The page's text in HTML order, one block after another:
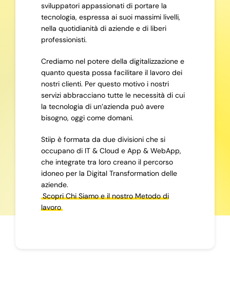
sviluppatori appassionati di portare la
tecnologia, espressa ai suoi massimi livelli,
nella quotidianità di aziende e di liberi
professionisti.
Crediamo nel potere della digitalizzazione e
quanto questa possa facilitare il lavoro dei
nostri clienti. Per questo motivo i nostri
servizi abbracciano tutte le necessità di cui
la tecnologia di un’azienda può avere
bisogno, oggi come domani.
Stiip è formata da due divisioni che si
occupano di IT & Cloud e App & WebApp,
che integrate tra loro creano il percorso
idoneo per la Digital Transformation delle
aziende.
Scopri Chi Siamo e il nostro Metodo di
lavoro